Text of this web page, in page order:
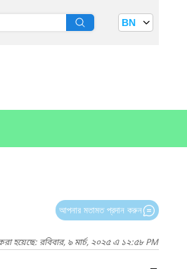
BN
আপনার মতামত প্রদান করুন
হয়েছে: রবিবার, ৯ মার্চ, ২০২৫ এ ১২:৫৮ PM